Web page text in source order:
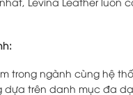
trong ngành cùng hệ
trên danh mục đa